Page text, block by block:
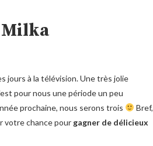
Milka
jours à la télévision. Une très jolie
pour nous une période un peu
prochaine, nous serons trois
Bref,
votre chance pour gagner de délicieux